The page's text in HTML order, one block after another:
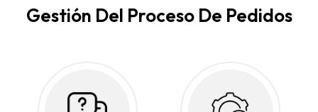
Gestión Del Proceso De Pedidos